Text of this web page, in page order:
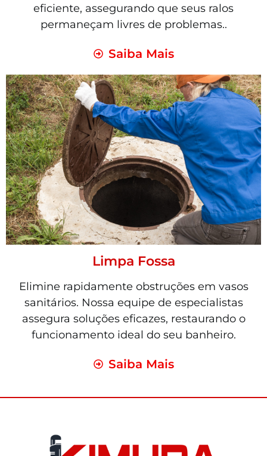
eficiente, assegurando que seus ralos
permaneçam livres de problemas..
Saiba Mais
Limpa Fossa
Elimine rapidamente obstruções em vasos
sanitários. Nossa equipe de especialistas
assegura soluções eficazes, restaurando o
funcionamento ideal do seu banheiro.
Saiba Mais